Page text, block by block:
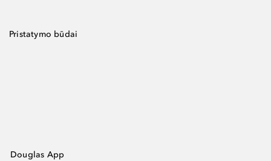
Pristatymo būdai
Douglas App